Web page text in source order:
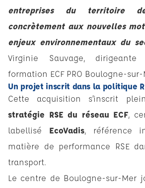
entreprises du territoire
concrètement aux nouvelles
enjeux environnementaux du
Virginie Sauvage,
formation ECF PRO Boulogne-
Un projet inscrit dans la politique
Cette acquisition s’inscrit
stratégie RSE du réseau ECF,
labellisé EcoVadis, référence
matière de performance RSE
transport.
Le centre de Boulogne-sur-Mer